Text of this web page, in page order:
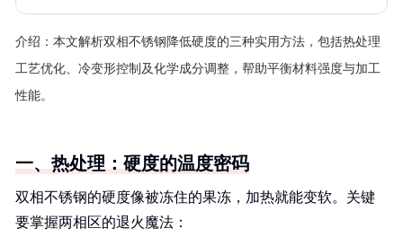
介绍： 本文解析双相不锈钢降低硬度的三种实用方法，包括热处理
工艺优化、冷变形控制及化学成分调整，帮助平衡材料强度与加工
性能。
一、热处理：硬度的温度密码
双相不锈钢的硬度像被冻住的果冻，加热就能变软。关键
要掌握两相区的退火魔法：